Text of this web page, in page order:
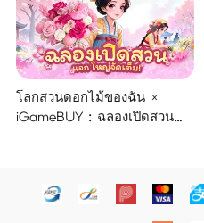
โลกสวนดอกไม้ของฉัน ×
iGameBUY : ฉลองเปิดสวน